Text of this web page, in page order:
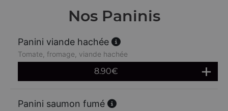
Nos Paninis
Panini viande hachée
Tomate, fromage, viande hachée
8.90€
Panini saumon fumé